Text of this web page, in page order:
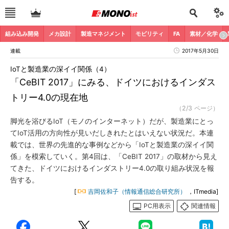
組み込み開発 メカ設計 製造マネジメント モビリティ FA 素材／化学
連載 2017年5月30日
「CeBIT 2017」にみる、ドイツにおけるインダス
トリー4.0の現在地
IoTと製造業の深イイ関係（4）
（2/3 ページ）
脚光を浴びるIoT（モノのインターネット）だが、製造業にとっ
てIoT活用の方向性が見いだしきれたとはいえない状況だ。本連
載では、世界の先進的な事例などから「IoTと製造業の深イイ関
係」を模索していく。第4回は、「CeBIT 2017」の取材から見え
てきた、ドイツにおけるインダストリー4.0の取り組み状況を報
告する。
[ 吉岡佐和子（情報通信総合研究所）
，ITmedia]
PC用表示
関連情報